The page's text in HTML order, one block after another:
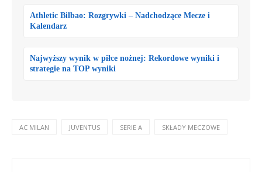
Athletic Bilbao: Rozgrywki – Nadchodzące Mecze i
Kalendarz
Najwyższy wynik w piłce nożnej: Rekordowe wyniki i
strategie na TOP wyniki
AC MILAN JUVENTUS SERIE A SKŁADY MECZOWE